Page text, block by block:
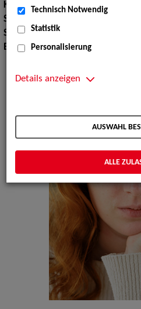
Konfektionsgröße:36
Schuhgröße:
Sprachen:Englisch
Erscheinungsbild:
Technisch Notwendig
Statistik
Personalisierung
Details anzeigen
AUSWAHL
ALLE